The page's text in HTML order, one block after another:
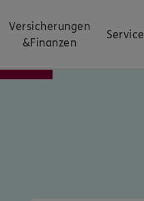
Versicherungen
&Finanzen
Service